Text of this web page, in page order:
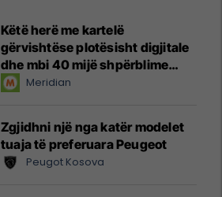
Këtë herë me kartelë
gërvishtëse plotësisht digjitale
dhe mbi 40 mijë shpërblime
instant!Meridian
Zgjidhni një nga katër modelet
tuaja të preferuara Peugeot
Peugot Kosova